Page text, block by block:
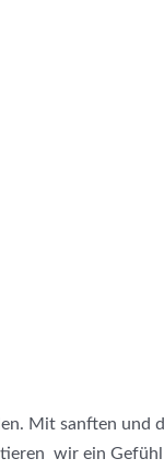
Mit sanften und
wir ein